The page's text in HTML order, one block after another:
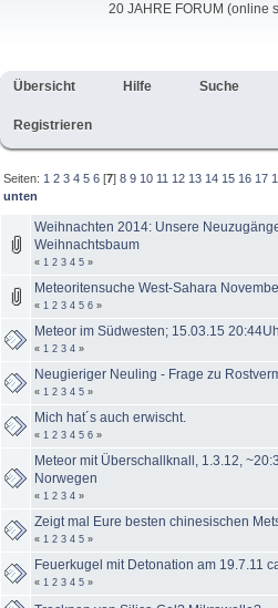
20 JAHRE FORUM (online
Übersicht Hilfe Suche
Registrieren
Seiten: 1 2 3 4 5 6 [7]8 9 10 11 12 13 14 15 16 17
unten
Weihnachten 2014: Unsere
Weihnachtsbaum
« 1 2 3 4 5 »
Meteoritensuche West-Sahara
« 1 2 3 4 5 6 »
Meteor im Südwesten; 15.03.15
« 1 2 3 4 »
Neugieriger Neuling - Frage zu
« 1 2 3 4 5 »
Mich hat´s auch erwischt.
« 1 2 3 4 5 6 »
Meteor mit Überschallknall, 1.3.12,
Norwegen
« 1 2 3 4 »
Zeigt mal Eure besten chinesischen
« 1 2 3 4 5 »
Feuerkugel mit Detonation am 19.7.11
« 1 2 3 4 5 »